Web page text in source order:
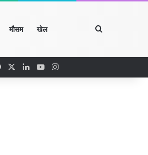
मौसम खेल Search for
FacebookLinkedIn
YouTubeInstagram